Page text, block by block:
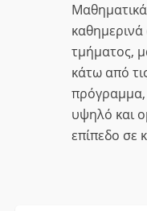
τμήματος,
κάτω από
πρόγραμμα,
υψηλό και
επίπεδο σε